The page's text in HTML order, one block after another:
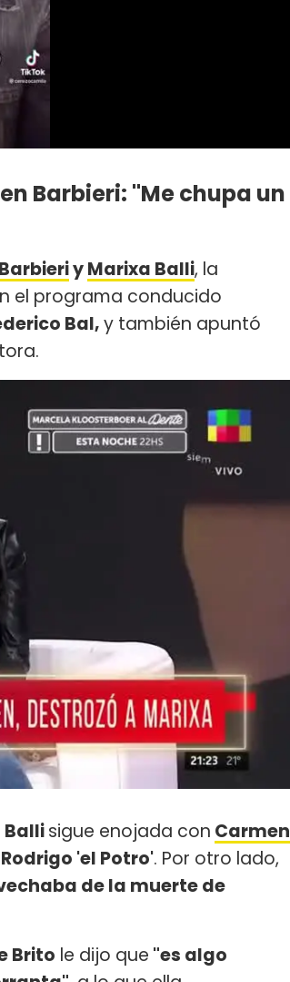
Barbieri: "Me chupa un
yMarixa Balli, la
el programa conducido
Bal,y también apuntó
Ballisigue enojada con Carmen
Rodrigo 'el Potro'. Por otro lado,
de la muerte de
Brito le dijo que "es algo